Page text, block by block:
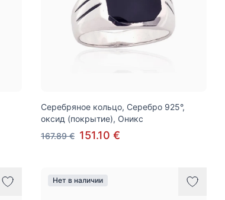
Серебряное кольцо, Серебро 925°,
оксид (покрытие), Оникс
167.89 € 151.10 €
Нет в наличии